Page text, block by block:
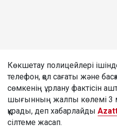
Көкшетау полицейлері
телефон, қол сағаты және
сөмкенің ұрлану фактісін
шығынның жалпы көлемі 3
құрады, деп хабарлайды
сілтеме жасап.